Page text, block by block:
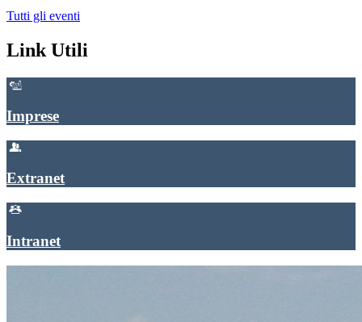
Tutti gli eventi
Link Utili
Imprese
Extranet
Intranet